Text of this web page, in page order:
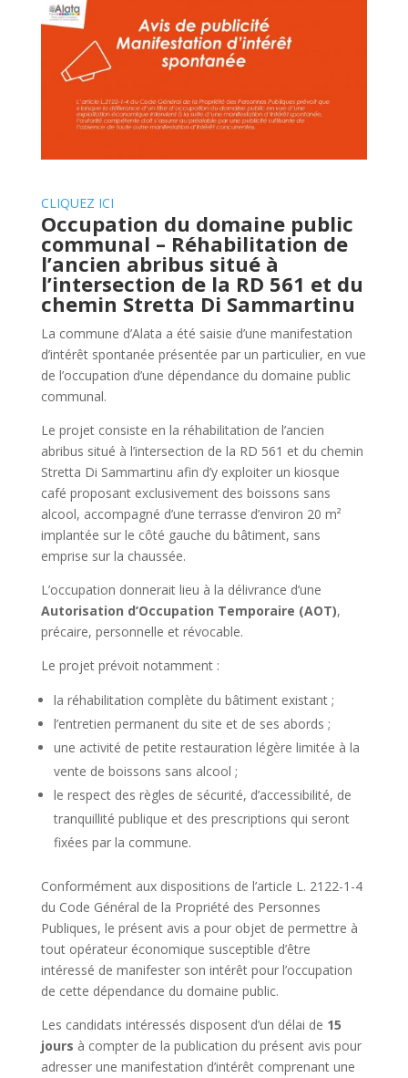
CLIQUEZ ICI
Occupation du domaine public
communal – Réhabilitation de
l’ancien abribus situé à
l’intersection de la RD 561 et du
chemin Stretta Di Sammartinu
La commune d’Alata a été saisie d’une manifestation
d’intérêt spontanée présentée par un particulier, en vue
de l’occupation d’une dépendance du domaine public
communal.
Le projet consiste en la réhabilitation de l’ancien
abribus situé à l’intersection de la RD 561 et du chemin
Stretta Di Sammartinu afin d’y exploiter un kiosque
café proposant exclusivement des boissons sans
alcool, accompagné d’une terrasse d’environ 20 m²
implantée sur le côté gauche du bâtiment, sans
emprise sur la chaussée.
L’occupation donnerait lieu à la délivrance d’une
Autorisation d’Occupation Temporaire (AOT),
précaire, personnelle et révocable.
Le projet prévoit notamment :
la réhabilitation complète du bâtiment existant ;
l’entretien permanent du site et de ses abords ;
une activité de petite restauration légère limitée à la
vente de boissons sans alcool ;
le respect des règles de sécurité, d’accessibilité, de
tranquillité publique et des prescriptions qui seront
fixées par la commune.
Conformément aux dispositions de l’article L. 2122-1-4
du Code Général de la Propriété des Personnes
Publiques, le présent avis a pour objet de permettre à
tout opérateur économique susceptible d’être
intéressé de manifester son intérêt pour l’occupation
de cette dépendance du domaine public.
Les candidats intéressés disposent d’un délai de 15
jours à compter de la publication du présent avis pour
adresser une manifestation d’intérêt comprenant une